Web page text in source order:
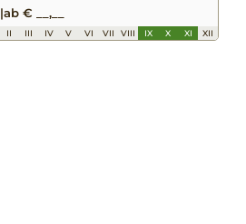
|ab € __,__
II III IV V VI VII VIII IX X XI XII